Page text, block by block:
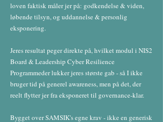
loven faktisk måler jer på: godkendelse & viden,
løbende tilsyn, og uddannelse & personlig
eksponering.
Jeres resultat peger direkte på, hvilket modul i NIS2
Board & Leadership Cyber Resilience
Programmeder lukker jeres største gab - så I ikke
bruger tid på generel awareness, men på det, der
reelt flytter jer fra eksponeret til governance-klar.
Bygget over SAMSIK's egne krav - ikke en generisk